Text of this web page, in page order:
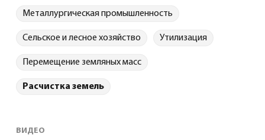
Металлургическая промышленность
Сельское и лесное хозяйство Утилизация
Перемещение земляных масс
Расчистка земель
ВИДЕО